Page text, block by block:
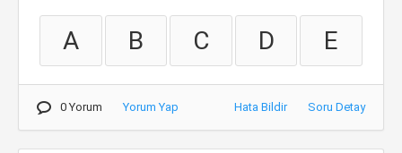
A B C D E
0 Yorum Yorum Yap Hata Bildir Soru Detay